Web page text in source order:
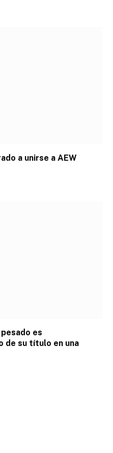
a unirse a AEW
es
de su título en una